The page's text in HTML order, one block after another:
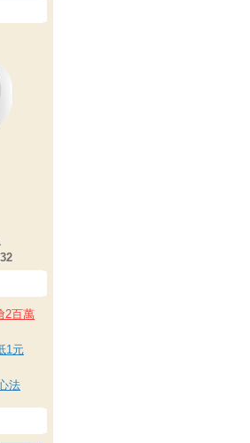
2百萬
1元
法